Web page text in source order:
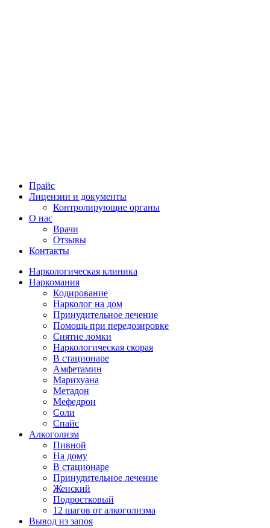
Прайс
Лицензии и документы
Контролирующие органы
О нас
Врачи
Отзывы
Контакты
Наркологическая клиника
Наркомания
Кодирование
Нарколог на дом
Принудительное лечение
Помощь при передозировке
Снятие ломки
Наркологическая скорая
В стационаре
Амфетамин
Марихуана
Метадон
Мефедрон
Соли
Спайс
Алкоголизм
Пивной
На дому
В стационаре
Принудительное лечение
Женский
Подростковый
12 шагов от алкоголизма
Вывод из запоя